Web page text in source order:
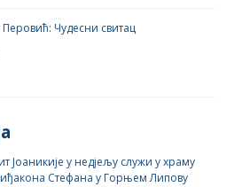
Перовић: Чудесни свитац
Јоаникије у недјељу служи у храму
Стефана у Горњем Липову